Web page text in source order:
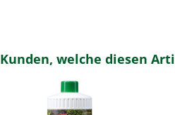
Kunden, welche diesen